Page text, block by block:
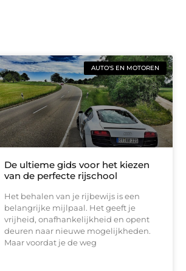
AUTO'S EN MOTOREN
De ultieme gids voor het kiezen
van de perfecte rijschool
Het behalen van je rijbewijs is een
belangrijke mijlpaal. Het geeft je
vrijheid, onafhankelijkheid en opent
deuren naar nieuwe mogelijkheden.
Maar voordat je de weg